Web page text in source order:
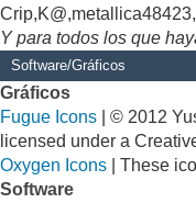
Y para todos los que
Software/Gráficos
Gráficos
Fugue Icons | © 2012
licensed under a
Oxygen Icons | These
Software